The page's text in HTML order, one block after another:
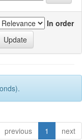
In order
previous 1 next